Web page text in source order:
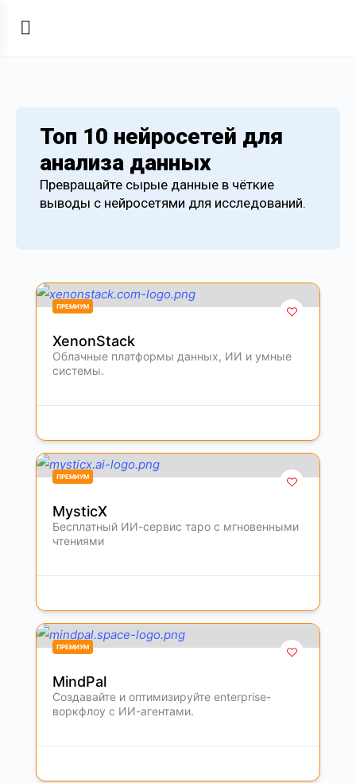
Топ 10 нейросетей для
анализа данных
Превращайте сырые данные в чёткие
выводы с нейросетями для исследований.
ПРЕМИУМ
XenonStack
Облачные платформы данных, ИИ и умные
системы.
ПРЕМИУМ
MysticX
Бесплатный ИИ-сервис таро с мгновенными
чтениями
ПРЕМИУМ
MindPal
Создавайте и оптимизируйте enterprise-
воркфлоу с ИИ-агентами.